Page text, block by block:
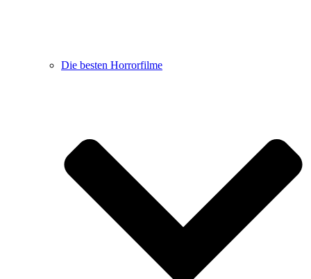
Die besten Horrorfilme